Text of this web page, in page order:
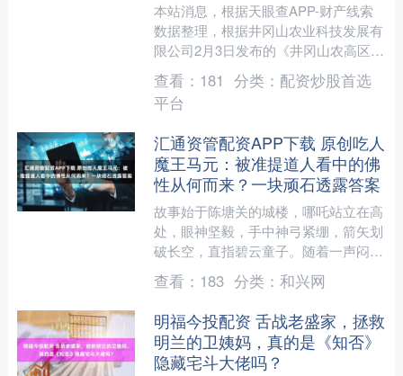
本站消息，根据天眼查APP-财产线索
数据整理，根据井冈山农业科技发展有
限公司2月3日发布的《井冈山农高区绿
色食品标准厂房(二期)暨饮品加工产业
园建设项目设计中标....
查看： 181 分类： 配资炒股首选
平台
汇通资管配资APP下载 原创吃人
魔王马元：被准提道人看中的佛
性从何而来？一块顽石透露答案
故事始于陈塘关的城楼，哪吒站立在高
处，眼神坚毅，手中神弓紧绷，箭矢划
破长空，直指碧云童子。随着一声闷
响，碧云童子应声倒地，这一箭不仅击
败了敌人，更牵出了一个充满....
查看： 183 分类： 和兴网
明福今投配资 舌战老盛家，拯救
明兰的卫姨妈，真的是《知否》
隐藏宅斗大佬吗？